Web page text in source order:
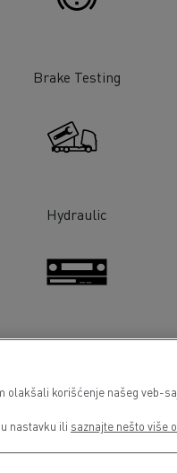
Brake Testing
Hydraulic
olakšali korišćenje našeg veb-
nastavku ili saznajte nešto više